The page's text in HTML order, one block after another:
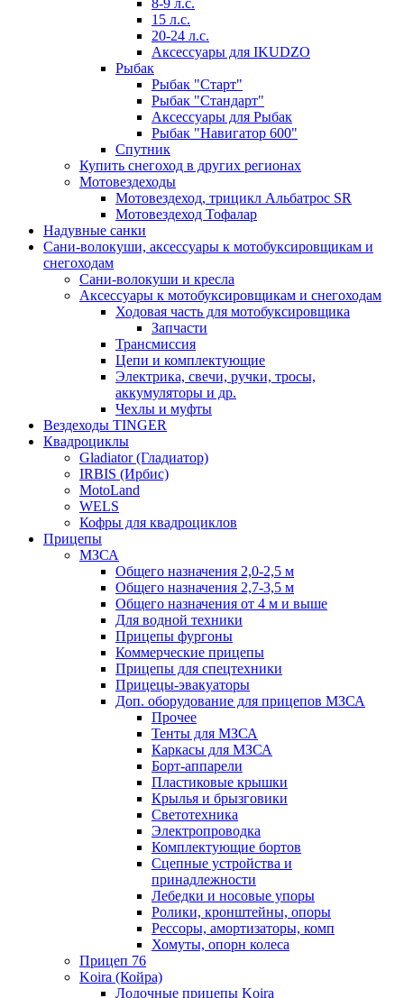
15 л.с.
20-24 л.с.
Аксессуары для IKUDZO
Рыбак
Рыбак "Старт"
Рыбак "Стандарт"
Аксессуары для Рыбак
Рыбак "Навигатор 600"
Спутник
Купить снегоход в других регионах
Мотовездеходы
Мотовездеход, трицикл Альбатрос SR
Мотовездеход Тофалар
Надувные санки
Сани-волокуши, аксессуары к мотобуксировщикам и
снегоходам
Сани-волокуши и кресла
Аксессуары к мотобуксировщикам и снегоходам
Ходовая часть для мотобуксировщика
Запчасти
Трансмиссия
Цепи и комплектующие
Электрика, свечи, ручки, тросы,
аккумуляторы и др.
Чехлы и муфты
Вездеходы TINGER
Квадроциклы
Gladiator (Гладиатор)
IRBIS (Ирбис)
MotoLand
WELS
Кофры для квадроциклов
Прицепы
МЗСА
Общего назначения 2,0-2,5 м
Общего назначения 2,7-3,5 м
Общего назначения от 4 м и выше
Для водной техники
Прицепы фургоны
Коммерческие прицепы
Прицепы для спецтехники
Прицецы-эвакуаторы
Доп. оборудование для прицепов МЗСА
Прочее
Тенты для МЗСА
Каркасы для МЗСА
Борт-аппарели
Пластиковые крышки
Крылья и брызговики
Светотехника
Электропроводка
Комплектующие бортов
Сцепные устройства и
принадлежности
Лебедки и носовые упоры
Ролики, кронштейны, опоры
Рессоры, амортизаторы, комп
Хомуты, опорн колеса
Прицеп 76
Koira (Койра)
Лодочные прицепы Koira